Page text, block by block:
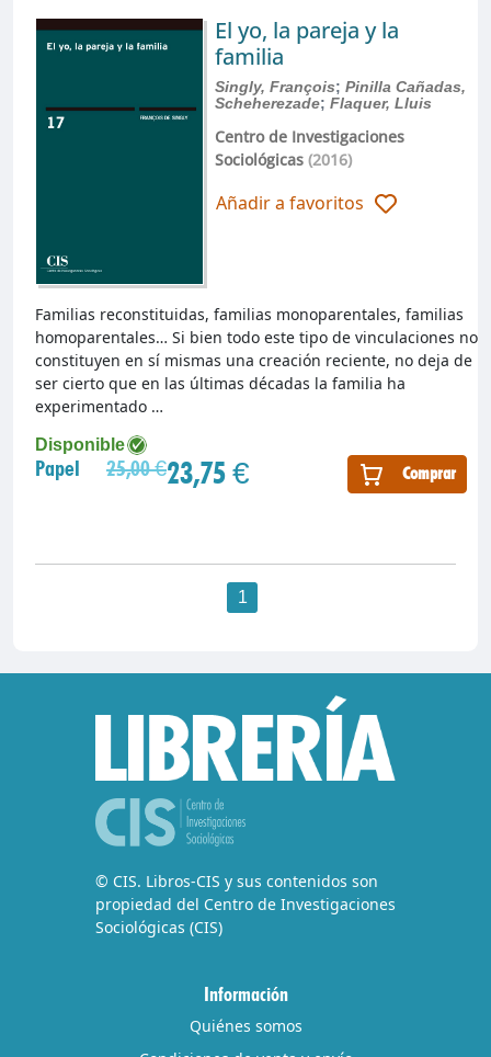
El yo, la pareja y la
familia
Singly, François; Pinilla Cañadas,
Scheherezade; Flaquer, Lluis
Centro de Investigaciones
Sociológicas(2016)
Añadir a favoritos
Disponible
Papel 25,00 €23,75 € Comprar
Familias reconstituidas, familias monoparentales, familias
homoparentales… Si bien todo este tipo de vinculaciones no
constituyen en sí mismas una creación reciente, no deja de
ser cierto que en las últimas décadas la familia ha
experimentado …
1
© CIS. Libros-CIS y sus contenidos son
propiedad del Centro de Investigaciones
Sociológicas (CIS)
Información
Quiénes somos